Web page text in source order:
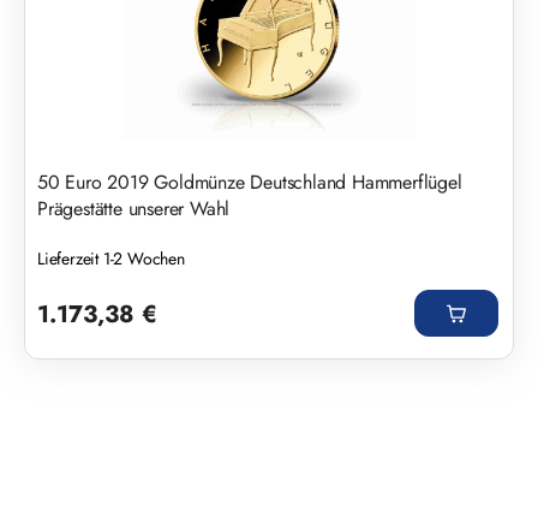
50 Euro 2019 Goldmünze Deutschland Hammerflügel
Prägestätte unserer Wahl
Lieferzeit 1-2 Wochen
1.173,38 €